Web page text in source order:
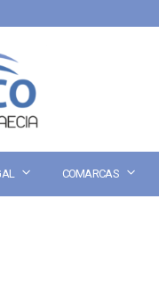
COMARCAS